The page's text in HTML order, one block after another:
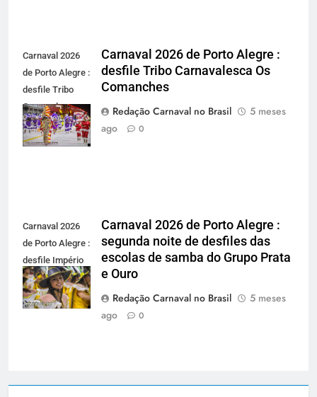
Carnaval 2026
de Porto Alegre :
desfile Tribo
Carnavalesca
Os Comanches -
carnavalnobrasil.com.br
Carnaval 2026 de Porto Alegre :
desfile Tribo Carnavalesca Os
Comanches
Redação Carnaval no Brasil
5 meses
ago
0
Carnaval 2026
de Porto Alegre :
desfile Império
do Sol -
carnavalnobrasil.com.br
Carnaval 2026 de Porto Alegre :
segunda noite de desfiles das
escolas de samba do Grupo Prata
e Ouro
Redação Carnaval no Brasil
5 meses
ago
0